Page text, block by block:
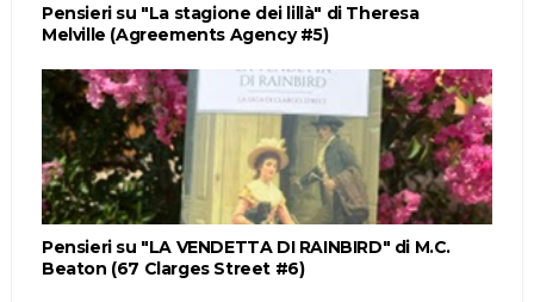
Pensieri su "La stagione dei lillà" di Theresa
Melville (Agreements Agency #5)
Pensieri su "LA VENDETTA DI RAINBIRD" di M.C.
Beaton (67 Clarges Street #6)